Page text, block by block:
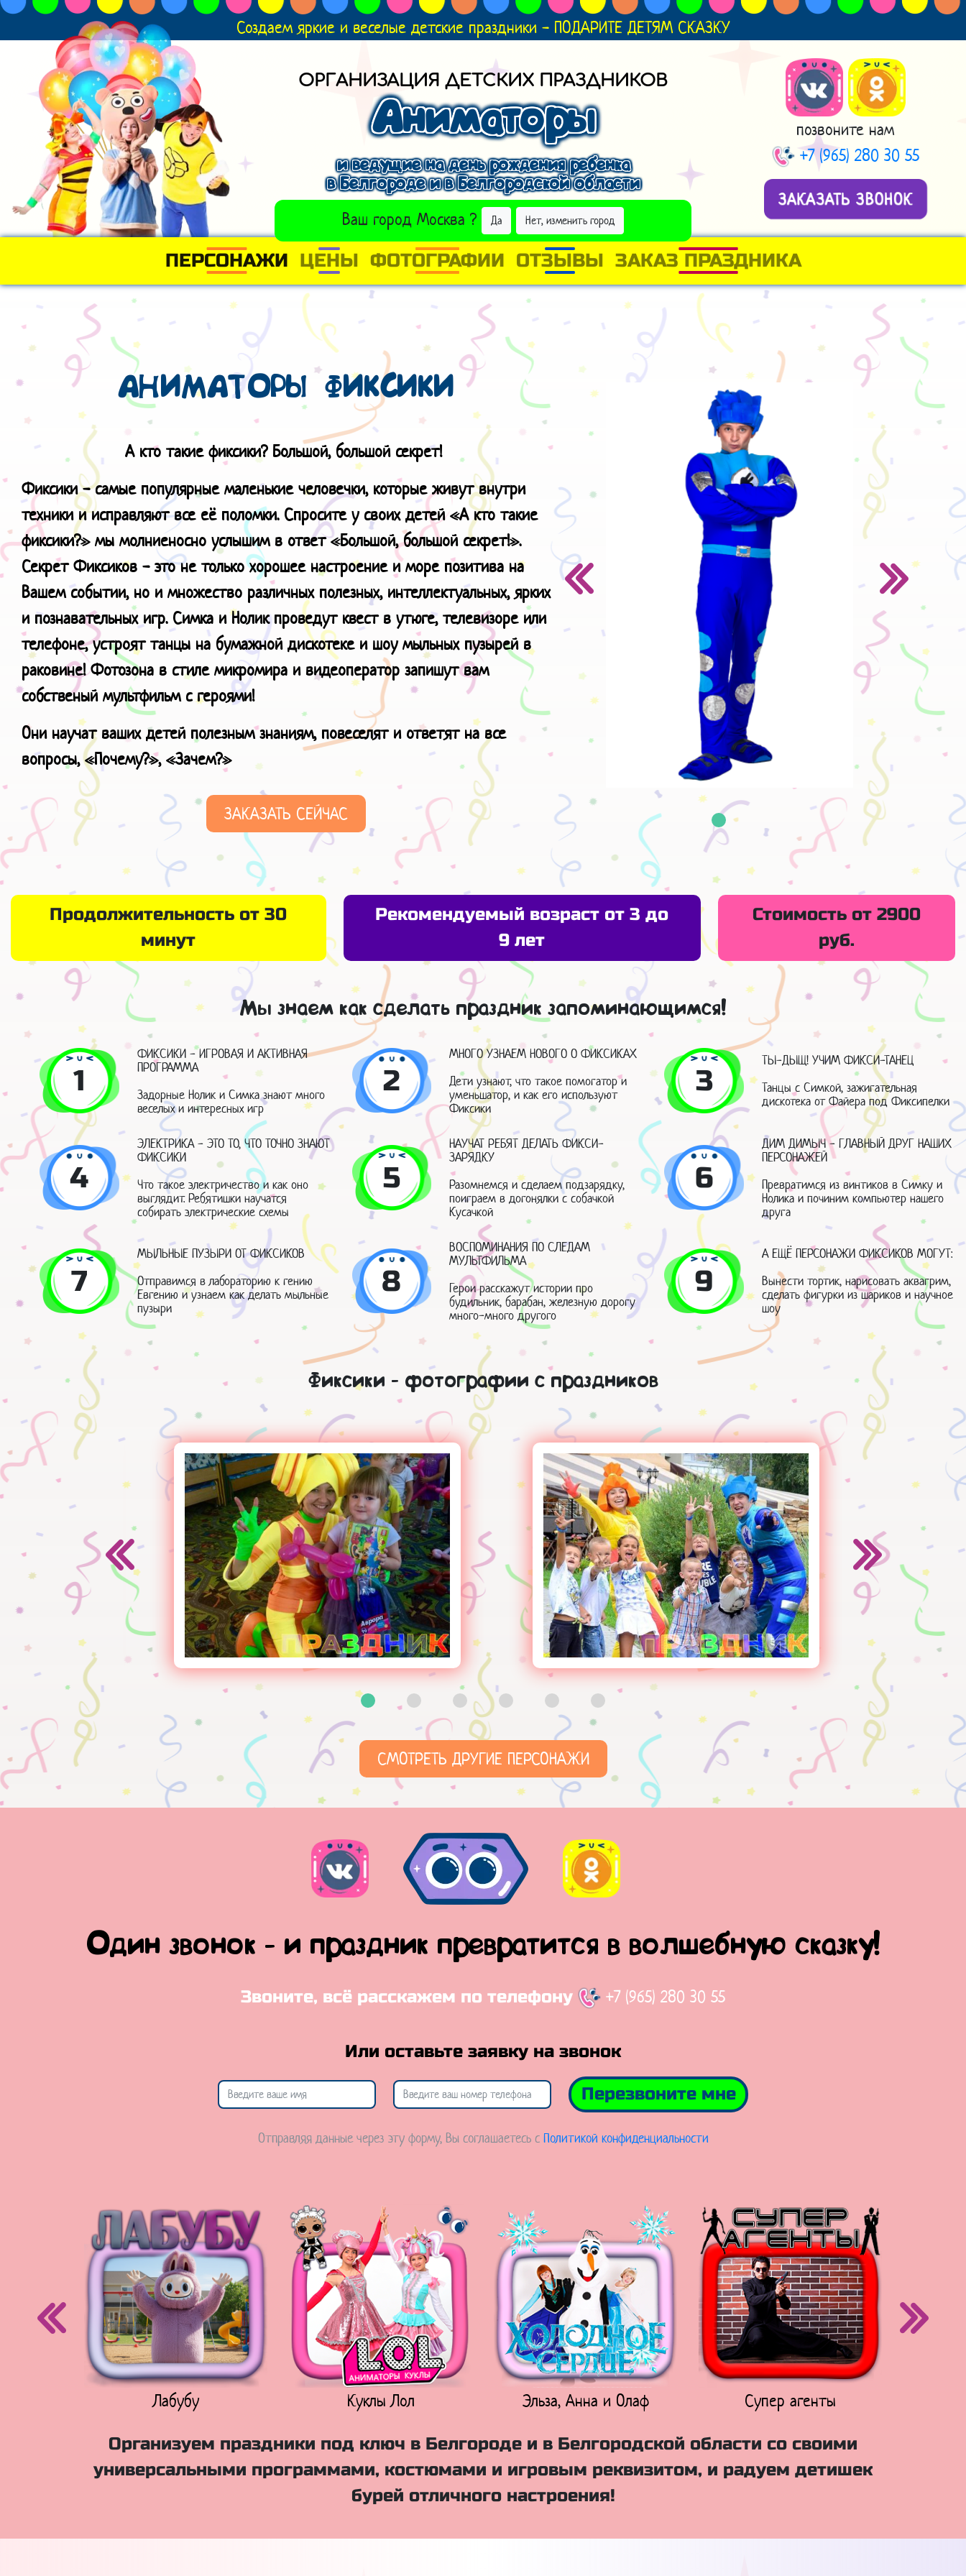
Создаем яркие и веселые детские праздники - ПОДАРИТЕ ДЕТЯМ СКАЗКУ
ОРГАНИЗАЦИЯ ДЕТСКИХ ПРАЗДНИКОВ
Аниматоры
и ведущие на день рождения ребенка
в Белгороде и в Белгородской области
Ваш город Москва ? Да Нет, изменить город
ВЫБРАТЬ ДРУГОЙ ГОРОД
позвоните нам
+7 (965) 280 30 55
ЗАКАЗАТЬ ЗВОНОК
ПЕРСОНАЖИ ЦЕНЫ ФОТОГРАФИИ ОТЗЫВЫ ЗАКАЗ ПРАЗДНИКА
АНИМАТОРЫ ФИКСИКИ
А кто такие фиксики? Большой, большой секрет!
Фиксики - самые популярные маленькие человечки, которые живут внутри
техники и исправляют все её поломки. Спросите у своих детей «А кто такие
фиксики?» мы молниеносно услышим в ответ «Большой, большой секрет!».
Секрет Фиксиков - это не только хорошее настроение и море позитива на
Вашем событии, но и множество различных полезных, интеллектуальных, ярких
и познавательных игр. Симка и Нолик проведут квест в утюге, телевизоре или
телефоне, устроят танцы на бумажной дискотеке и шоу мыльных пузырей в
раковине! Фотозона в стиле микромира и видеоператор запишут вам
собственый мультфильм с героями!
Они научат ваших детей полезным знаниям, повеселят и ответят на все
вопросы, «Почему?», «Зачем?»
ЗАКАЗАТЬ СЕЙЧАС
Продолжительность от 30
минут
Рекомендуемый возраст от 3 до
9 лет
Стоимость от 2900
руб.
Мы знаем как сделать праздник запоминающимся!
1
ФИКСИКИ - ИГРОВАЯ И АКТИВНАЯ
ПРОГРАММА
Задорные Нолик и Симка знают много
веселых и интересных игр
2
МНОГО УЗНАЕМ НОВОГО О ФИКСИКАХ
Дети узнают, что такое помогатор и
уменьшатор, и как его используют
Фиксики
3
ТЫ-ДЫЩ! УЧИМ ФИКСИ-ТАНЕЦ
Танцы с Симкой, зажигательная
дискотека от Файера под Фиксипелки
4
ЭЛЕКТРИКА - ЭТО ТО, ЧТО ТОЧНО ЗНАЮТ
ФИКСИКИ
Что такое электричество и как оно
выглядит. Ребятишки научатся
собирать электрические схемы
5
НАУЧАТ РЕБЯТ ДЕЛАТЬ ФИКСИ-
ЗАРЯДКУ
Разомнемся и сделаем подзарядку,
поиграем в догонялки с собачкой
Кусачкой
6
ДИМ ДИМЫЧ - ГЛАВНЫЙ ДРУГ НАШИХ
ПЕРСОНАЖЕЙ
Превратимся из винтиков в Симку и
Нолика и починим компьютер нашего
друга
7
МЫЛЬНЫЕ ПУЗЫРИ ОТ ФИКСИКОВ
Отправимся в лабораторию к гению
Евгению и узнаем как делать мыльные
пузыри
8
ВОСПОМИНАНИЯ ПО СЛЕДАМ
МУЛЬТФИЛЬМА
Герои расскажут истории про
будильник, барабан, железную дорогу
много-много другого
9
А ЕЩЁ ПЕРСОНАЖИ ФИКСИКОВ МОГУТ:
Вынести тортик, нарисовать аквагрим,
сделать фигурки из шариков и научное
шоу
Фиксики - фотографии с праздников
СМОТРЕТЬ ДРУГИЕ ПЕРСОНАЖИ
Один звонок - и праздник превратится в волшебную сказку!
Звоните, всё расскажем по телефону +7 (965) 280 30 55
Или оставьте заявку на звонок
Перезвоните мне
Отправляя данные через эту форму, Вы соглашаетесь с Политикой конфиденциальности
Лабубу Куклы Лол Эльза, Анна и Олаф Супер агенты
Организуем праздники под ключ в Белгороде и в Белгородской области со своими
универсальными программами, костюмами и игровым реквизитом, и радуем детишек
бурей отличного настроения!